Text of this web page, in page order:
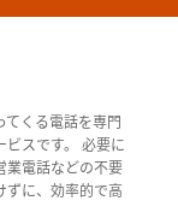
てくる電話を専門
スです。 必要に
業電話などの不要
ずに、効率的で高